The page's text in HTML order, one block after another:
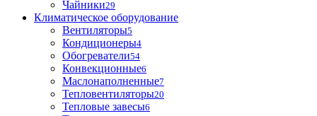
Чайники29
Климатическое оборудование
Вентиляторы5
Кондиционеры4
Обогреватели54
Конвекционные6
Маслонаполненные7
Тепловентиляторы20
Тепловые завесы6